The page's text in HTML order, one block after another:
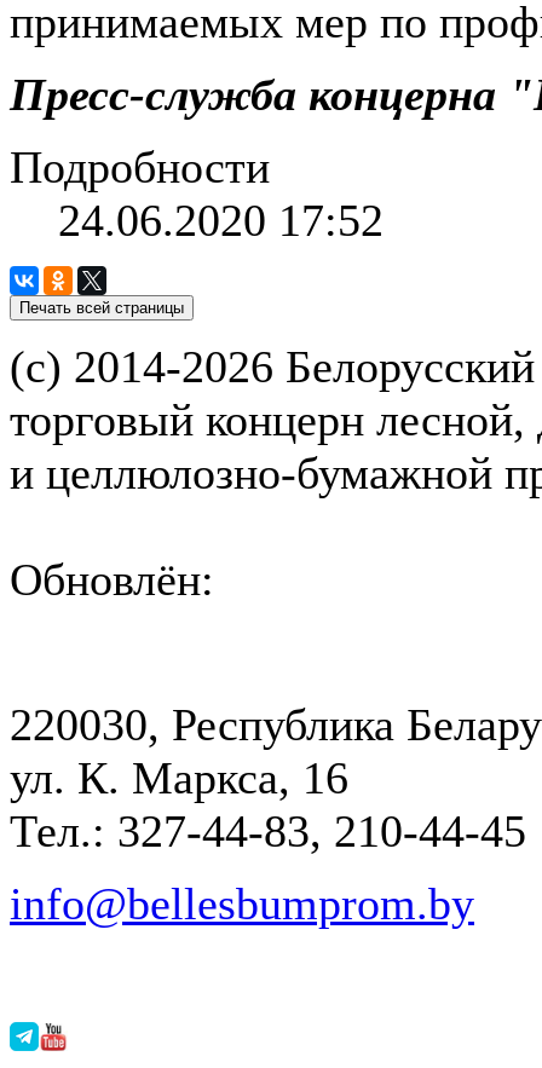
принимаемых мер по
Пресс-служба концерна
Подробности
24.06.2020 17:52
(с) 2014-2026
торговый концерн
и целлюлозно-бумажной
Обновлён:
220030, Республика
ул. К. Маркса, 16
Тел.: 327-44-83, 210-44-45
info@bellesbumprom.by